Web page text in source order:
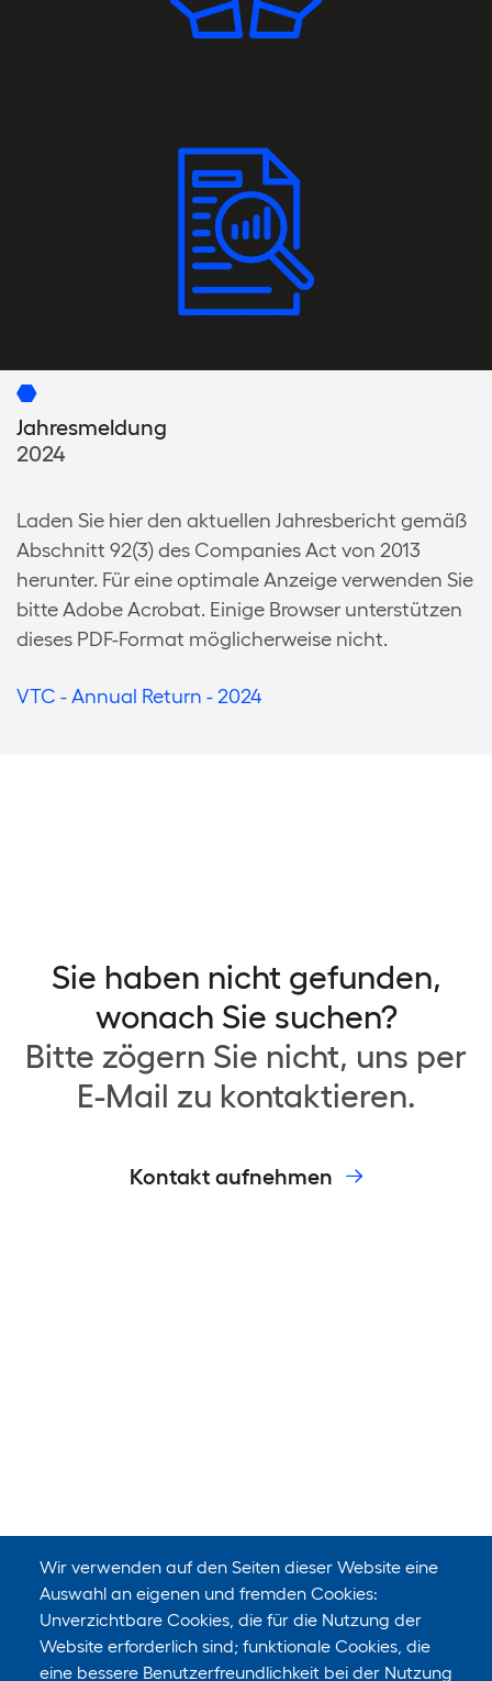
Jahresmeldung
2024
Laden Sie hier den aktuellen Jahresbericht gemäß
Abschnitt 92(3) des Companies Act von 2013
herunter. Für eine optimale Anzeige verwenden Sie
bitte Adobe Acrobat. Einige Browser unterstützen
dieses PDF-Format möglicherweise nicht.
VTC - Annual Return - 2024
Sie haben nicht gefunden,
wonach Sie suchen?
Bitte zögern Sie nicht, uns per
E-Mail zu kontaktieren.
Kontakt aufnehmen
Wir verwenden auf den Seiten dieser Website eine
Auswahl an eigenen und fremden Cookies:
Unverzichtbare Cookies, die für die Nutzung der
Website erforderlich sind; funktionale Cookies, die
eine bessere Benutzerfreundlichkeit bei der Nutzung